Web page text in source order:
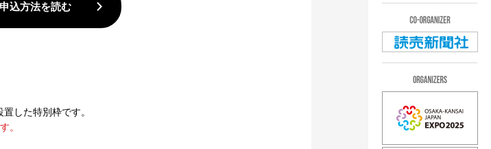
込方法を読む
した特別枠です。
。